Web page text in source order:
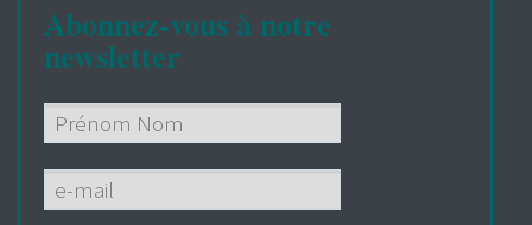
Abonnez-vous à notre
newsletter